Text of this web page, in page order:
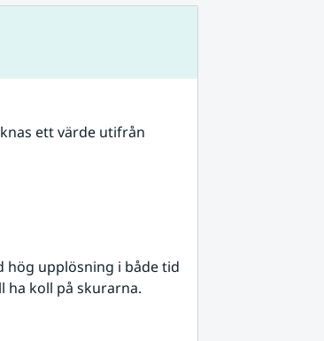
ett värde utifrån
hög upplösning i både tid
ha koll på skurarna.